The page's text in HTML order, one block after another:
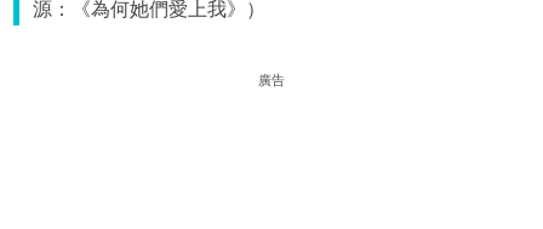
源：《為何她們愛上我》）
廣告